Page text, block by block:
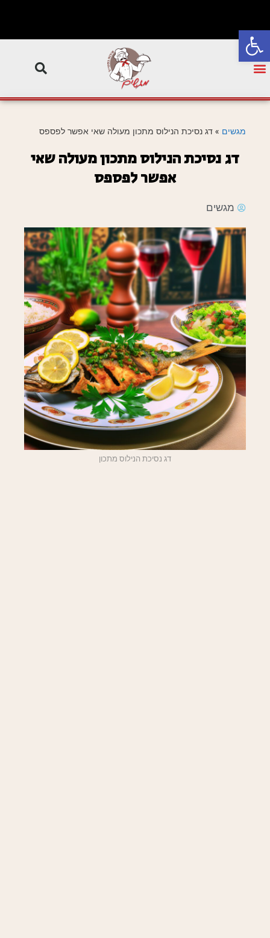
פתח סרגל נגישות
מגשים » דג נסיכת הנילוס מתכון מעולה שאי אפשר לפספס
דג נסיכת הנילוס מתכון מעולה שאי
אפשר לפספס
מגשים
דג נסיכת הנילוס מתכון